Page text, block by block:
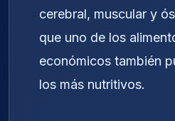
cerebral, muscular y
que uno de los
económicos también
los más nutritivos.